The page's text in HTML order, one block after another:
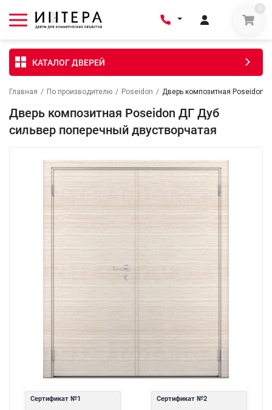
0
КАТАЛОГ ДВЕРЕЙ
Главная / По производителю / Poseidon / Дверь композитная Poseidon
Дверь композитная Poseidon ДГ Дуб
сильвер поперечный двустворчатая
Сертификат №1 Сертификат №2